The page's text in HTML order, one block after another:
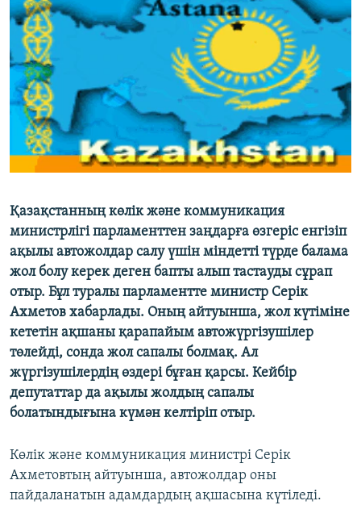
Русский
ЖАЗЫЛЫҢЫЗ
Басқа тілдерде
Қазақстанның көлік және коммуникация
министрлігі парламенттен заңдарға өзгеріс енгізіп
ақылы автожолдар салу үшін міндетті түрде балама
жол болу керек деген бапты алып тастауды сұрап
отыр. Бұл туралы парламентте министр Серік
Ахметов хабарлады. Оның айтуынша, жол күтіміне
кететін ақшаны қарапайым автожүргізушілер
төлейді, сонда жол сапалы болмақ. Ал
жүргізушілердің өздері бұған қарсы. Кейбір
депутаттар да ақылы жолдың сапалы
болатындығына күмән келтіріп отыр.
Көлік және коммуникация министрі Серік
Ахметовтың айтуынша, автожолдар оны
пайдаланатын адамдардың ақшасына күтіледі.